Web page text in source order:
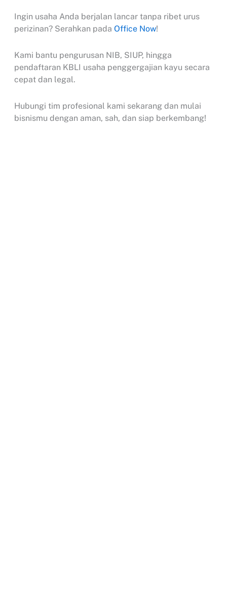
Ingin usaha Anda berjalan lancar tanpa ribet urus
perizinan? Serahkan pada Office Now!
Kami bantu pengurusan NIB, SIUP, hingga
pendaftaran KBLI usaha penggergajian kayu secara
cepat dan legal.
Hubungi tim profesional kami sekarang dan mulai
bisnismu dengan aman, sah, dan siap berkembang!